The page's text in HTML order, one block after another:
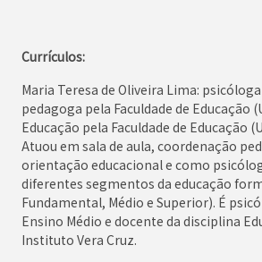
Currículos:
Maria Teresa de Oliveira Lima: psicóloga
pedagoga pela Faculdade de Educação
Educação pela Faculdade de Educação
Atuou em sala de aula, coordenação
orientação educacional e como
diferentes segmentos da educação
Fundamental, Médio e Superior). É
Ensino Médio e docente da disciplina
Instituto Vera Cruz.